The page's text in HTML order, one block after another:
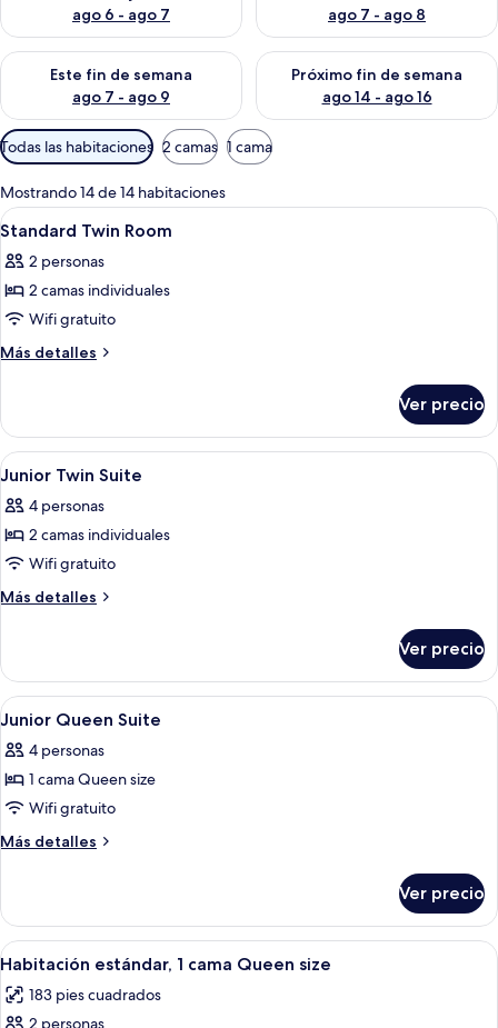
ago 6 - ago 7
ago 7 - ago 8
Este fin de semana
ago 7 - ago 9
Consulta la disponibilidad para este fin de semana ago 7 -
Próximo fin de semana
ago 14 - ago 16
Consulta la disponibilidad
Filtros
disponibles
para
las
habitaciones
Todas las habitaciones 2 camas 1 cama
Mostrando 14 de 14 habitaciones
Abrir
todas
las
fotos
de
Standard
Habitación de hotel con dos camas,
6
Standard Twin Room
2 personas
2 camas individuales
Wifi gratuito
Más detalles
Más
Twin
Room
Ver precio
Abrir
todas
las
fotos
de
Junior
Ropa de cama hipoalergénica,
7
Junior Twin Suite
4 personas
2 camas individuales
Wifi gratuito
Más detalles
Más
Twin
Suite
Ver precio
Abrir
todas
las
fotos
de
Junior
Habitación de hotel con cama, sofá,
6
Junior Queen Suite
4 personas
1 cama Queen size
Wifi gratuito
Más detalles
Más
Queen
Suite
Ver precio
Abrir
todas
las
Habitación de hotel con cama,
5
Habitación estándar, 1 cama Queen size
183 pies cuadrados
2 personas